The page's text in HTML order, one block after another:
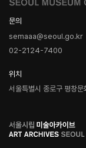
문의
semaaa@seoul.go.kr
02-2124-7400
위치
서울특별시 종로구 평창문
로
고